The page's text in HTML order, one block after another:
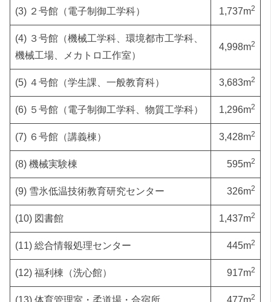
(3) ２号館（電子制御工学科） 1,737m2
(4) ３号館（機械工学科、環境都市工学科、
機械工場、メカトロ工作室）
4,998m2
(5) ４号館（学生課、一般教育科） 3,683m2
(6) ５号館（電子制御工学科、物質工学科） 1,296m2
(7) ６号館（講義棟） 3,428m2
(8) 機械実験棟 595m2
(9) 雪氷低温技術教育研究センター 326m2
(10) 図書館 1,437m2
(11) 総合情報処理センター 445m2
(12) 福利棟（洗心館） 917m2
(13) 体育管理室・柔道場・合宿所 477m2